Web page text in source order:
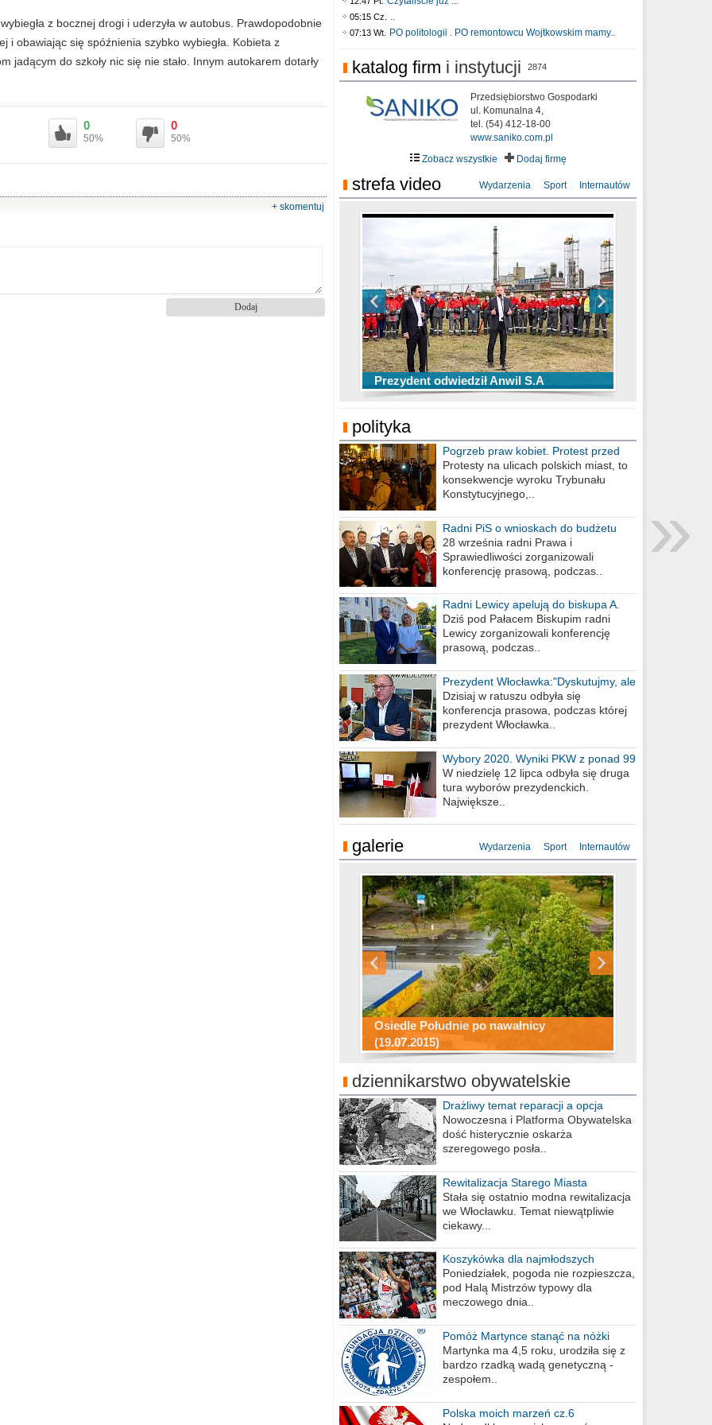
z bocznej drogi i uderzyła w autobus. Prawdopodobnie
i obawiając się spóźnienia szybko wybiegła. Kobieta z
jadącym do szkoły nic się nie stało. Innym autokarem dotarły
0
50%
0
50%
+ skomentuj
05:15 Cz. ..
07:13 Wt. PO politologii . PO remontowcu Wojtkowskim mamy..
katalog firm i instytucji 2874
Przedsiębiorstwo Gospodarki
ul. Komunalna 4,
tel. (54) 412-18-00
www.saniko.com.pl
Zobacz wszystkie
Dodaj firmę
strefa video Wydarzenia Sport Internautów
Prezydent odwiedził Anwil S.A
TOP 10 przechwytów Anwilu Włocławek
w EBL w sezonie 2019/2020
TOP 5 rzutów Anwilu Włocławek w BCL
w sezonie 2019/2020
Ni To Ponk - W oczach mamy strach
sixf33t .Last Year DRONE FOOTAGE
Włocławek
XXIII Sesja Rady Miasta Włocławek VIII
kadencji w dniu 09.06.2020 r.
polityka
Pogrzeb praw kobiet. Protest przed
biurem poselskim PiS
Protesty na ulicach polskich miast, to
konsekwencje wyroku Trybunału
Konstytucyjnego,..
Radni PiS o wnioskach do budżetu
miasta na 2021 rok
28 września radni Prawa i
Sprawiedliwości zorganizowali
konferencję prasową, podczas..
Radni Lewicy apelują do biskupa A.
Wiesława Meringa
Dziś pod Pałacem Biskupim radni
Lewicy zorganizowali konferencję
prasową, podczas..
Prezydent Włocławka:"Dyskutujmy, ale
nie obrażajmy się”
Dzisiaj w ratuszu odbyła się
konferencja prasowa, podczas której
prezydent Włocławka..
Wybory 2020. Wyniki PKW z ponad 99
procent obwodów
W niedzielę 12 lipca odbyła się druga
tura wyborów prezydenckich.
Największe..
galerie Wydarzenia Sport Internautów
Osiedle Południe po nawałnicy
(19.07.2015)
Wizytówka Włocławka
polowanie wigilijne 2014
Miasto kładzie się do snu .
Konkurs fotograficzny "Co to za
miejsca"
Ścieżka rowerowa w naszym mieście
dziennikarstwo obywatelskie
Drażliwy temat reparacji a opcja
berlińska
Nowoczesna i Platforma Obywatelska
dość histerycznie oskarża
szeregowego posła..
Rewitalizacja Starego Miasta
Stała się ostatnio modna rewitalizacja
we Włocławku. Temat niewątpliwie
ciekawy...
Koszykówka dla najmłodszych
Poniedziałek, pogoda nie rozpieszcza,
pod Halą Mistrzów typowy dla
meczowego dnia..
Pomóż Martynce stanąć na nóżki
Martynka ma 4,5 roku, urodziła się z
bardzo rzadką wadą genetyczną -
zespołem..
Polska moich marzeń cz.6
»